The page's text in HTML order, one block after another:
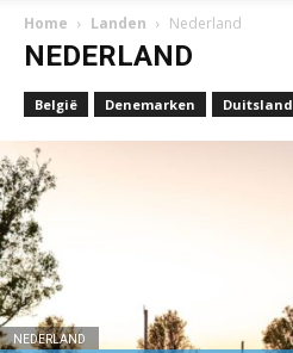
Home Landen Nederland
NEDERLAND
België Denemarken Duitsland
NEDERLAND